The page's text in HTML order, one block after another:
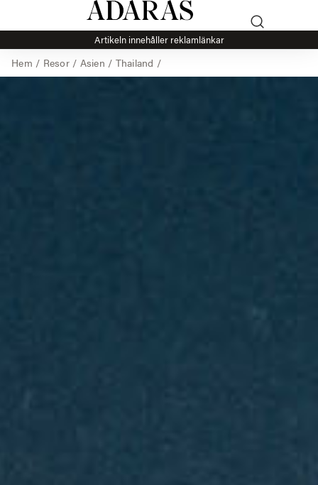
Artikeln innehåller reklamlänkar
Hem / Resor/ Asien / Thailand /